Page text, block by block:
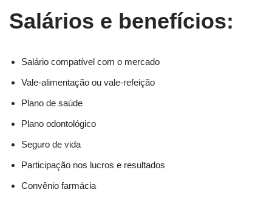
Salários e benefícios:
Salário compatível com o mercado
Vale-alimentação ou vale-refeição
Plano de saúde
Plano odontológico
Seguro de vida
Participação nos lucros e resultados
Convênio farmácia